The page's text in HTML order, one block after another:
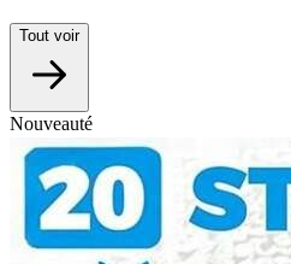
Tout voir
Nouveauté